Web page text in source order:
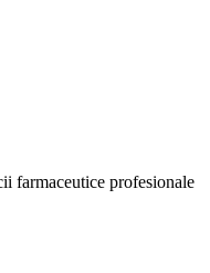
farmaceutice profesionale